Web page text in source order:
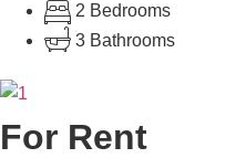
2 Bedrooms
3 Bathrooms
For Rent